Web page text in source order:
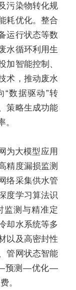
污染物转化规
耗优化。整合
运行状态等数
水循环利用生
加智能控制、
术，推动废水
“数据驱动”转
策略生成功能
为大模型应用
精度漏损监测
络采集供水管
度学习算法识
监测与精准定
却水系统等多
以及高密封性
管网状态智能
—预测—优化—
。